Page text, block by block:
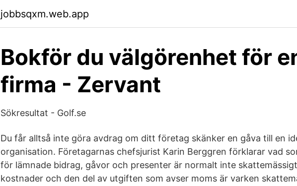
jobbsqxm.web.app
Bokför du välgörenhet för
firma - Zervant
Sökresultat - Golf.se
Du får alltså inte göra avdrag om ditt företag skänker en gåva till en
organisation. Företagarnas chefsjurist Karin Berggren förklarar vad
för lämnade bidrag, gåvor och presenter är normalt inte
kostnader och den del av utgiften som avser moms är varken